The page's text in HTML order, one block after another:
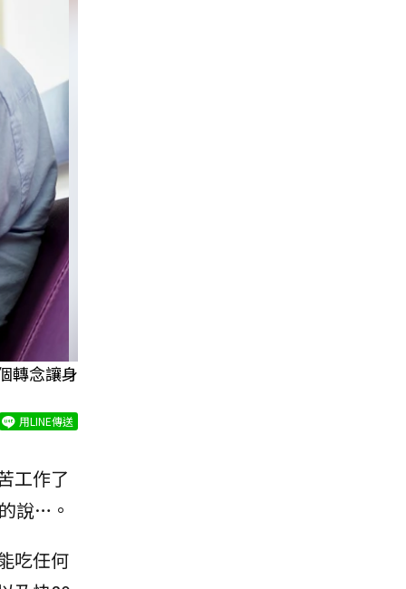
轉念讓身
用LINE傳送
工作了
說…。
吃任何